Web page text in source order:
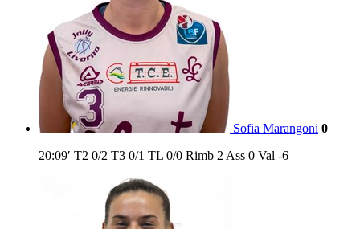
Sofia Marangoni 0
20:09′ T2 0/2 T3 0/1 TL 0/0 Rimb 2 Ass 0 Val -6